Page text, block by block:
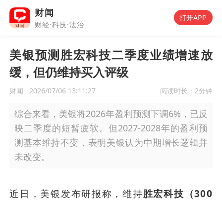
财闻
财经·科技·法治
打开APP
美银预测胜宏科技二季度业绩增速放
缓，但仍维持买入评级
财闻 2026/07/06 13:11:27 阅读时长： 2分钟
综合来看，美银将2026年盈利预测下调6%，已反
映二季度的短暂疲软。但2027-2028年的盈利预
测基本维持不变，表明美银认为中期增长逻辑并
未改变。
近日，美银发布研报称，维持胜宏科技（300